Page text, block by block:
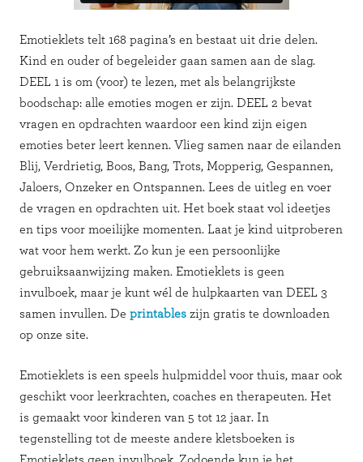
Emotieklets telt 168 pagina’s en bestaat uit drie delen.
Kind en ouder of begeleider gaan samen aan de slag.
DEEL 1 is om (voor) te lezen, met als belangrijkste
boodschap: alle emoties mogen er zijn. DEEL 2 bevat
vragen en opdrachten waardoor een kind zijn eigen
emoties beter leert kennen. Vlieg samen naar de eilanden
Blij, Verdrietig, Boos, Bang, Trots, Mopperig, Gespannen,
Jaloers, Onzeker en Ontspannen. Lees de uitleg en voer
de vragen en opdrachten uit. Het boek staat vol ideetjes
en tips voor moeilijke momenten. Laat je kind uitproberen
wat voor hem werkt. Zo kun je een persoonlijke
gebruiksaanwijzing maken. Emotieklets is geen
invulboek, maar je kunt wél de hulpkaarten van DEEL 3
samen invullen. De printables zijn gratis te downloaden
op onze site.
Emotieklets is een speels hulpmiddel voor thuis, maar ook
geschikt voor leerkrachten, coaches en therapeuten. Het
is gemaakt voor kinderen van 5 tot 12 jaar. In
tegenstelling tot de meeste andere kletsboeken is